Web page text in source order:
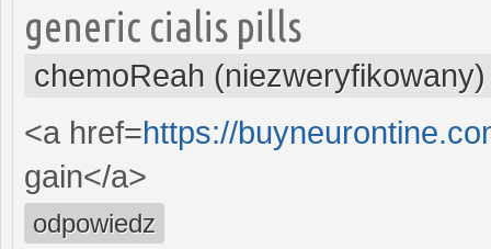
generic cialis pills
chemoReah (niezweryfikowany)
<a href=https://
gain</a>
odpowiedz